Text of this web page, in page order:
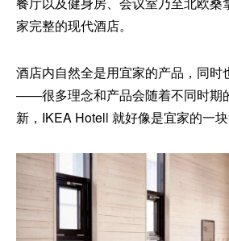
家完整的现代酒店。
酒店内自然全是用宜家的产品，同时
——很多理念和产品会随着不同时期
新，IKEA Hotell 就好像是宜家的一块